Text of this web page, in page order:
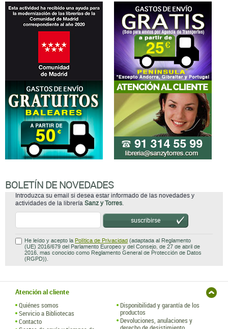
BOLETÍN DE NOVEDADES
Introduzca su email si desea estar informado de las novedades y
actividades de la librería Sanz y Torres
suscribirse
He leído y acepto la Política de Privacidad (adaptada al Reglamento
(UE) 2016/679 del Parlamento Europeo y del Consejo, de 27 de abril de
2016, mas conocido como Reglamento General de Protección de Datos
(RGPD)).
Atención al cliente
Quiénes somos
Servicio a Bibliotecas
Contacto
Disponibilidad y garantía de los
productos
Devoluciones, anulaciones y